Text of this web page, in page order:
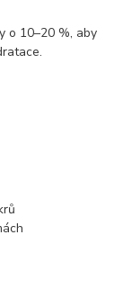
o 10–20 %, aby